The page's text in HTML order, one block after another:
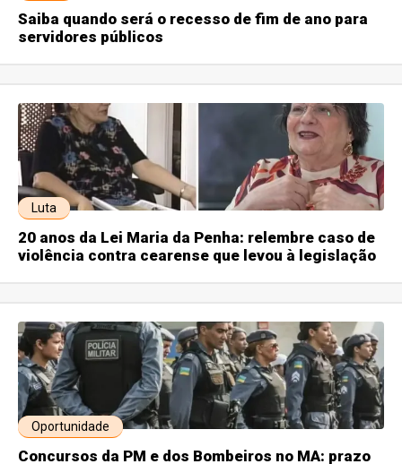
Saiba quando será o recesso de fim de ano para
servidores públicos
Luta
20 anos da Lei Maria da Penha: relembre caso de
violência contra cearense que levou à legislação
Oportunidade
Concursos da PM e dos Bombeiros no MA: prazo